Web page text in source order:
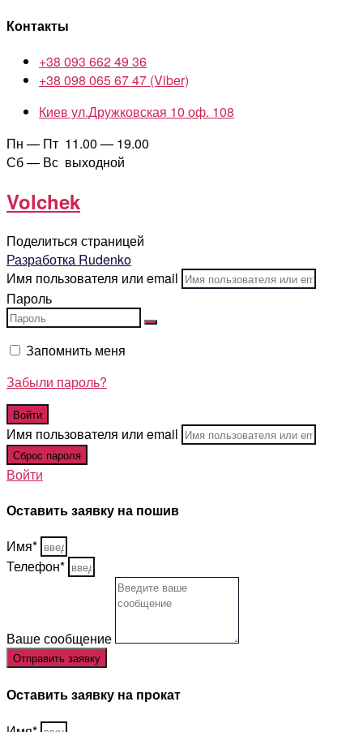
Контакты
+38 093 662 49 36
+38 098 065 67 47 (Viber)
Киев ул.Дружковская 10 оф. 108
Пн — Пт 11.00 — 19.00
Сб — Вс выходной
Volchek
Поделиться страницей
Разработка Rudenko
Имя пользователя или email
Пароль
Запомнить меня
Забыли пароль?
Имя пользователя или email
Войти
Оставить заявку на пошив
Имя*
Телефон*
Ваше сообщение
Отправить заявку
Оставить заявку на прокат